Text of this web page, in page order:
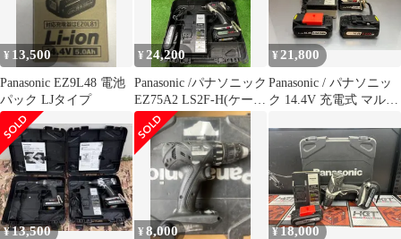
32607K459
¥ 13,500
Panasonic EZ9L48 電池
パック LJタイプ
¥ 24,200
Panasonic /パナソニック
EZ75A2 LS2F-H(ケース
記載) 充電式インパク
トレンチ 本体/バッテリ
EZ9L41・14.4V3.1Ah、
EZ9L4514.4V4.2Ah /充
電器EZ0L81 ※現状
品・14.4V・
4.2Ah（ト-67)
¥21,800
Panasonic / パナソニッ
ク 14.4V 充電式 マルチ
EZ7548 【 バッテリー3
個 充電器 】セット
¥13,500 ¥8,000 ¥18,000